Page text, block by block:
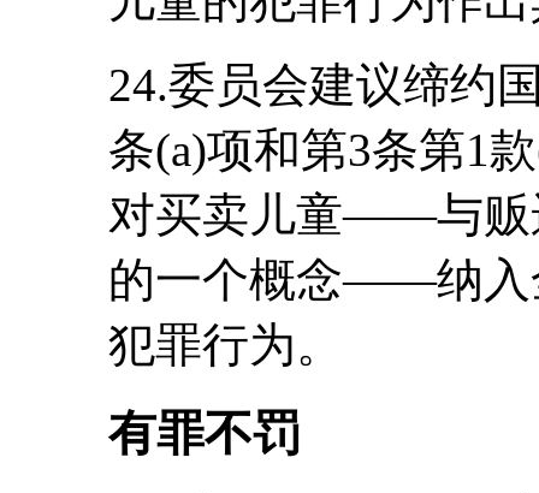
24.委员会建议缔约
条(a)项和第3条第1
对买卖儿童――与贩
的一个概念――纳入
犯罪行为。
有罪不罚